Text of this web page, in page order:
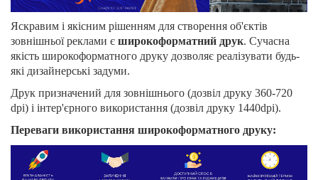
Яскравим і якісним рішенням для створення об'єктів
зовнішньої реклами є широкоформатний друк. Сучасна
якість широкоформатного друку дозволяє реалізувати будь-
які дизайнерські задуми.
Друк призначений для зовнішнього (дозвіл друку 360-720
dpi) і інтер'єрного використання (дозвіл друку 1440dpi).
Переваги використання широкоформатного друку: